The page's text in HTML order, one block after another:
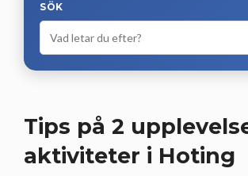
SÖK
Tips på 2
aktiviteter i Hoting